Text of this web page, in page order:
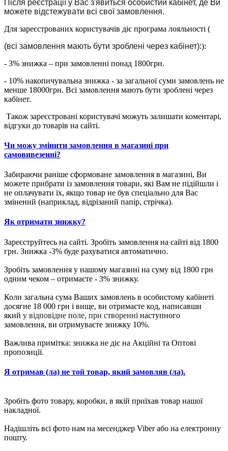
Після реєстрації у Вас з'явиться особистий кабінет, де Ви
можете відстежувати всі свої замовлення.
Для зареєстрованих користувачів діє програма лояльності (
(всі замовлення мають бути зроблені через кабінет):):
- 3% знижка – при замовленні понад 1800грн.
- 10% накопичувальна знижка - за загальної суми замовлень не
менше 18000грн. Всі замовлення мають бути зроблені через
кабінет.
Також зареєстровані користувачі можуть залишати коментарі,
відгуки до товарів на сайті.
Чи можу змінити замовлення в магазині при
самовивезенні?
Забираючи раніше сформоване замовлення в магазині, Ви
можете прибрати із замовлення товари, які Вам не підійшли і
не оплачувати їх, якщо товар не був спеціально для Вас
змінений (наприклад, відрізаний папір, стрічка).
Як отримати знижку?
Зареєструйтесь на сайті. Зробіть замовлення на сайті від 1800
грн. Знижка -3% буде рахуватися автоматично.
Зробіть замовлення у нашому магазині на суму від 1800 грн
одним чеком – отримаєте - 3% знижку.
Коли загальна сума Ваших замовлень в особистому кабінеті
досягне 18 000 грн і вище, ви отримаєте код, написавши
який у відповідне поле, при створенні наступного
замовлення, ви отримуваєте знижку 10%.
Важлива примітка: знижка не діє на Акційні та Оптові
пропозиції.
Я отримав (ла) не той товар, який замовляв (ла).
Зробіть фото товару, коробки, в якій приїхав товар нашої
накладної.
Надішліть всі фото нам на месенджер Viber або на електронну
пошту.